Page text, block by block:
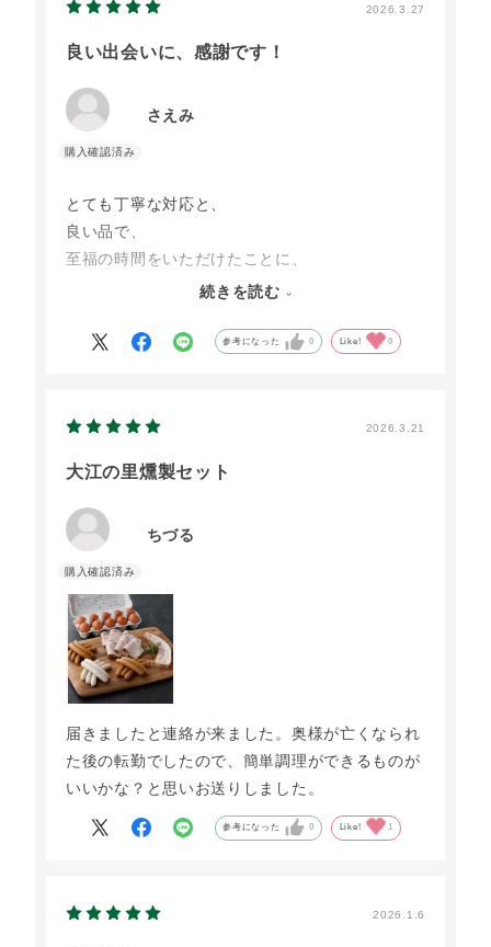
2026.3.27
良い出会いに、感謝です！
さえみ
とても丁寧な対応と、
良い品で、
至福の時間をいただけたことに、
ありがたく思います。
また、ぜひお願いいたします。
続きを読む
参考になった 0 Like! 0
2026.3.21
大江の里燻製セット
ちづる
届きましたと連絡が来ました。奥様が亡くなられ
た後の転勤でしたので、簡単調理ができるものが
いいかな？と思いお送りしました。
参考になった 0 Like! 1
2026.1.6